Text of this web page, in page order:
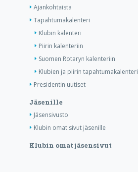
Ajankohtaista
Tapahtumakalenteri
Klubin kalenteri
Piirin kalenteriin
Suomen Rotaryn kalenteriin
Klubien ja piirin tapahtumakalenteri
Presidentin uutiset
Jäsenille
Jäsensivusto
Klubin omat sivut jäsenille
Klubin omat jäsensivut